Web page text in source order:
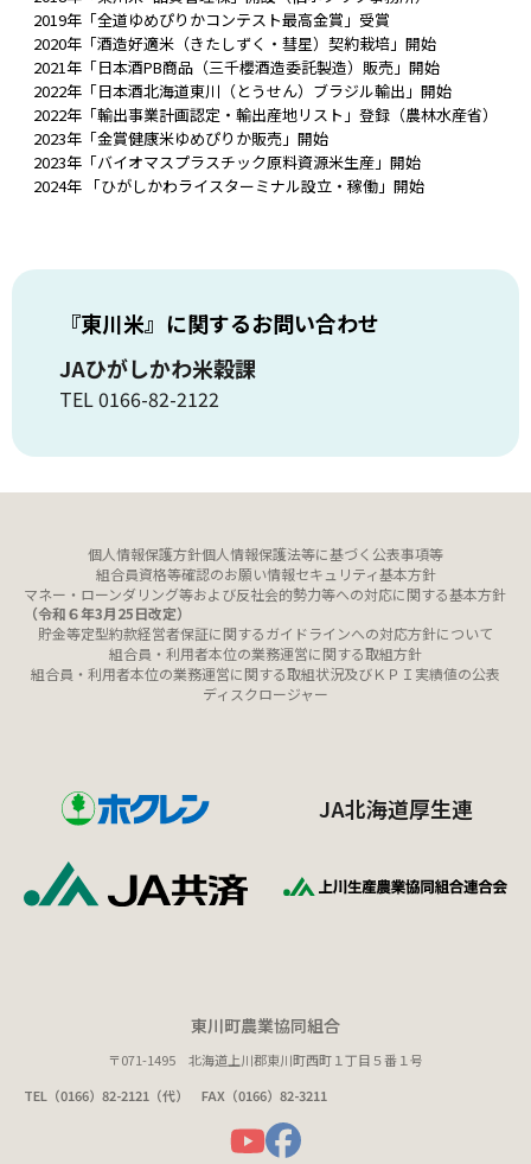
2019年「全道ゆめぴりかコンテスト最高金賞」受賞
2020年「酒造好適米（きたしずく・彗星）契約栽培」開始
2021年「日本酒PB商品（三千櫻酒造委託製造）販売」開始
2022年「日本酒北海道東川（とうせん）ブラジル輸出」開始
2022年「輸出事業計画認定・輸出産地リスト」登録（農林水産省）
2023年「金賞健康米ゆめぴりか販売」開始
2023年「バイオマスプラスチック原料資源米生産」開始
2024年 「ひがしかわライスターミナル設立・稼働」開始
『東川米』に関するお問い合わせ
JAひがしかわ米穀課
TEL 0166-82-2122
個人情報保護方針個人情報保護法等に基づく公表事項等
組合員資格等確認のお願い情報セキュリティ基本方針
マネー・ローンダリング等および反社会的勢力等への対応に関する基本方針
（令和６年3月25日改定）
貯金等定型約款経営者保証に関するガイドラインへの対応方針について
組合員・利用者本位の業務運営に関する取組方針
組合員・利用者本位の業務運営に関する取組状況及びＫＰＩ実績値の公表
ディスクロージャー
JA北海道厚生連
東川町農業協同組合
〒071-1495 北海道上川郡東川町西町１丁目５番１号
TEL（0166）82-2121（代） FAX（0166）82-3211